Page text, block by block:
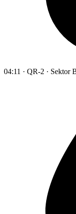
04:11 · QR-2 · Sektor